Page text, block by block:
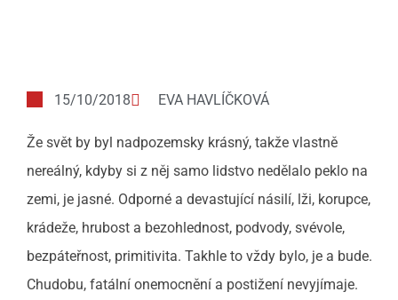
15/10/2018 EVA HAVLÍČKOVÁ
Že svět by byl nadpozemsky krásný, takže vlastně
nereálný, kdyby si z něj samo lidstvo nedělalo peklo na
zemi, je jasné. Odporné a devastující násilí, lži, korupce,
krádeže, hrubost a bezohlednost, podvody, svévole,
bezpáteřnost, primitivita. Takhle to vždy bylo, je a bude.
Chudobu, fatální onemocnění a postižení nevyjímaje.